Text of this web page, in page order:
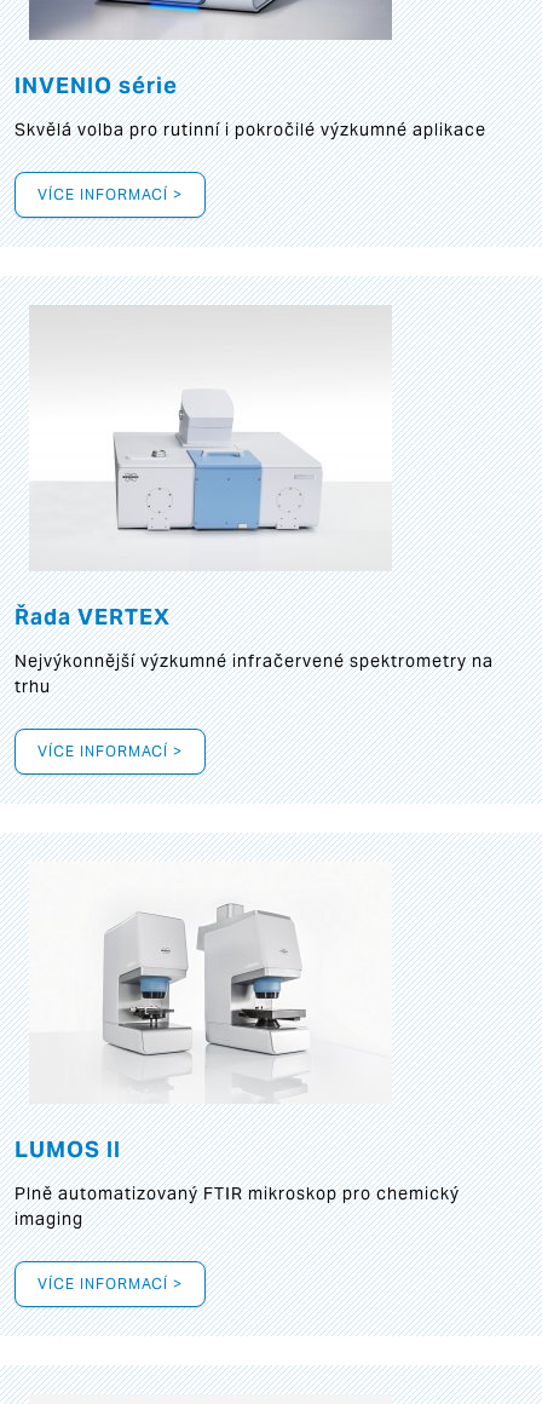
INVENIO série
Skvělá volba pro rutinní i pokročilé výzkumné aplikace
VÍCE INFORMACÍ >
Řada VERTEX
Nejvýkonnější výzkumné infračervené spektrometry na
trhu
VÍCE INFORMACÍ >
LUMOS II
Plně automatizovaný FTIR mikroskop pro chemický
imaging
VÍCE INFORMACÍ >